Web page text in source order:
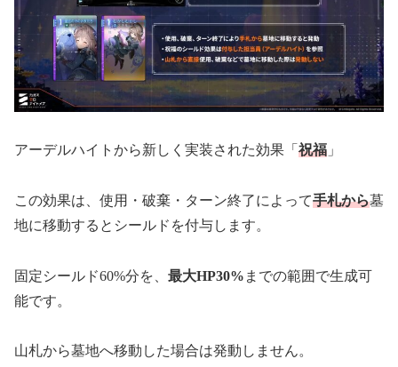
アーデルハイトから新しく実装された効果「 祝福 」
この効果は、使用・破棄・ターン終了によって手札から墓
地に移動するとシールドを付与します。
固定シールド60%分を、 最大HP30% までの範囲で生成可
能です。
山札から墓地へ移動した場合は発動しません。